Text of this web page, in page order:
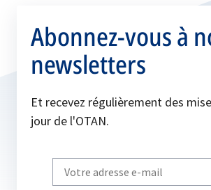
Abonnez-vous à
newsletters
Et recevez régulièrement des
jour de l'OTAN.
Write
your